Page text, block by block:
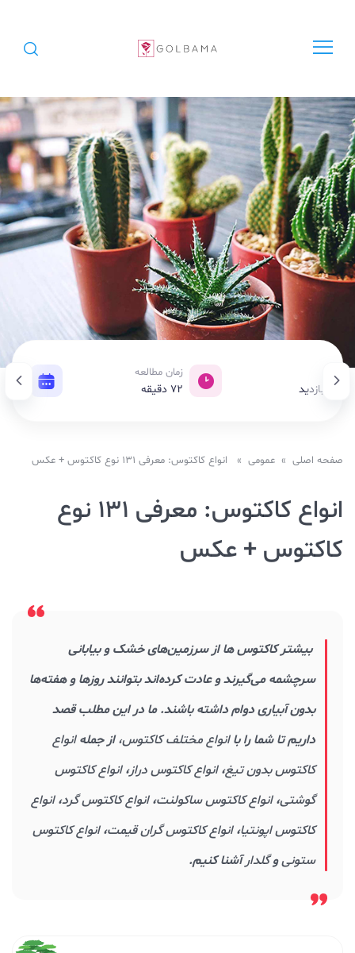
بازدید
زمان مطالعه
72 دقیقه 13 دسامبر 2021
صفحه اصلی » عمومی » انواع کاکتوس: معرفی ۱۳۱ نوع کاکتوس + عکس
انواع کاکتوس: معرفی ۱۳۱ نوع
کاکتوس + عکس
بیشتر کاکتوس‌ ها از سرزمین‌های خشک و بیابانی
سرچشمه می‌گیرند و عادت کرده‌اند بتوانند روزها و هفته‌ها
بدون آبیاری دوام داشته باشند. ما در این مطلب قصد
داریم تا شما را باانواع مختلف کاکتوس،از جملهانواع
کاکتوس بدون تیغ،انواع کاکتوس دراز،انواع کاکتوس
گوشتی،انواع کاکتوس ساکولنت،انواع کاکتوس گرد،انواع
کاکتوس اپونتیا،انواع کاکتوس گران قیمت،انواع کاکتوس
ستونیوگلدارآشنا کنیم.